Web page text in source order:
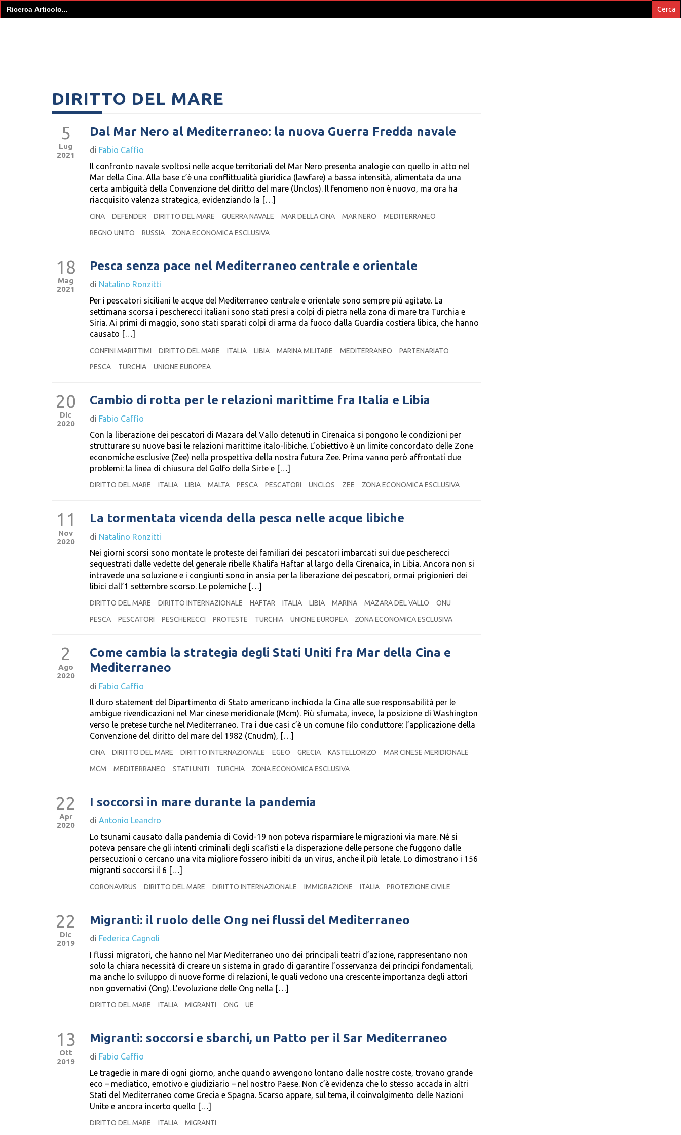
Search
for:
DIRITTO DEL MARE
5
Lug
2021
Dal Mar Nero al Mediterraneo: la nuova Guerra Fredda navale
di Fabio Caffio
Il confronto navale svoltosi nelle acque territoriali del Mar Nero presenta analogie con quello in atto nel
Mar della Cina. Alla base c’è una conflittualità giuridica (lawfare) a bassa intensità, alimentata da una
certa ambiguità della Convenzione del diritto del mare (Unclos). Il fenomeno non è nuovo, ma ora ha
riacquisito valenza strategica, evidenziando la […]
CINA DEFENDER DIRITTO DEL MARE GUERRA NAVALE MAR DELLA CINA MAR NERO
MEDITERRANEO
REGNO UNITO
RUSSIA ZONA ECONOMICA ESCLUSIVA
18
Mag
2021
Pesca senza pace nel Mediterraneo centrale e orientale
di Natalino Ronzitti
Per i pescatori siciliani le acque del Mediterraneo centrale e orientale sono sempre più agitate. La
settimana scorsa i pescherecci italiani sono stati presi a colpi di pietra nella zona di mare tra Turchia e
Siria. Ai primi di maggio, sono stati sparati colpi di arma da fuoco dalla Guardia costiera libica, che hanno
causato […]
CONFINI MARITTIMI DIRITTO DEL MARE ITALIA LIBIA MARINA MILITARE MEDITERRANEO
PARTENARIATO
PESCA
TURCHIA UNIONE EUROPEA
20
Dic
2020
Cambio di rotta per le relazioni marittime fra Italia e Libia
di Fabio Caffio
Con la liberazione dei pescatori di Mazara del Vallo detenuti in Cirenaica si pongono le condizioni per
strutturare su nuove basi le relazioni marittime italo-libiche. L’obiettivo è un limite concordato delle Zone
economiche esclusive (Zee) nella prospettiva della nostra futura Zee. Prima vanno però affrontati due
problemi: la linea di chiusura del Golfo della Sirte e […]
DIRITTO DEL MARE ITALIA LIBIA MALTA PESCA PESCATORI UNCLOS ZEE ZONA ECONOMICA ESCLUSIVA
11
Nov
2020
La tormentata vicenda della pesca nelle acque libiche
di Natalino Ronzitti
Nei giorni scorsi sono montate le proteste dei familiari dei pescatori imbarcati sui due pescherecci
sequestrati dalle vedette del generale ribelle Khalifa Haftar al largo della Cirenaica, in Libia. Ancora non si
intravede una soluzione e i congiunti sono in ansia per la liberazione dei pescatori, ormai prigionieri dei
libici dall’1 settembre scorso. Le polemiche […]
DIRITTO DEL MARE DIRITTO INTERNAZIONALE HAFTAR ITALIA LIBIA MARINA MAZARA DEL VALLO
ONU
PESCA
PESCATORI PESCHERECCI PROTESTE TURCHIA UNIONE EUROPEA ZONA ECONOMICA ESCLUSIVA
2
Ago
2020
Come cambia la strategia degli Stati Uniti fra Mar della Cina e
Mediterraneo
di Fabio Caffio
Il duro statement del Dipartimento di Stato americano inchioda la Cina alle sue responsabilità per le
ambigue rivendicazioni nel Mar cinese meridionale (Mcm). Più sfumata, invece, la posizione di Washington
verso le pretese turche nel Mediterraneo. Tra i due casi c’è un comune filo conduttore: l’applicazione della
Convenzione del diritto del mare del 1982 (Cnudm), […]
CINA DIRITTO DEL MARE DIRITTO INTERNAZIONALE EGEO GRECIA KASTELLORIZO
MAR CINESE MERIDIONALE
MCM
MEDITERRANEO STATI UNITI TURCHIA ZONA ECONOMICA ESCLUSIVA
22
Apr
2020
I soccorsi in mare durante la pandemia
di Antonio Leandro
Lo tsunami causato dalla pandemia di Covid-19 non poteva risparmiare le migrazioni via mare. Né si
poteva pensare che gli intenti criminali degli scafisti e la disperazione delle persone che fuggono dalle
persecuzioni o cercano una vita migliore fossero inibiti da un virus, anche il più letale. Lo dimostrano i 156
migranti soccorsi il 6 […]
CORONAVIRUS DIRITTO DEL MARE DIRITTO INTERNAZIONALE IMMIGRAZIONE ITALIA PROTEZIONE CIVILE
22
Dic
2019
Migranti: il ruolo delle Ong nei flussi del Mediterraneo
di Federica Cagnoli
I flussi migratori, che hanno nel Mar Mediterraneo uno dei principali teatri d’azione, rappresentano non
solo la chiara necessità di creare un sistema in grado di garantire l’osservanza dei principi fondamentali,
ma anche lo sviluppo di nuove forme di relazioni, le quali vedono una crescente importanza degli attori
non governativi (Ong). L’evoluzione delle Ong nella […]
DIRITTO DEL MARE ITALIA MIGRANTI ONG UE
13
Ott
2019
Migranti: soccorsi e sbarchi, un Patto per il Sar Mediterraneo
di Fabio Caffio
Le tragedie in mare di ogni giorno, anche quando avvengono lontano dalle nostre coste, trovano grande
eco – mediatico, emotivo e giudiziario – nel nostro Paese. Non c’è evidenza che lo stesso accada in altri
Stati del Mediterraneo come Grecia e Spagna. Scarso appare, sul tema, il coinvolgimento delle Nazioni
Unite e ancora incerto quello […]
DIRITTO DEL MARE ITALIA MIGRANTI